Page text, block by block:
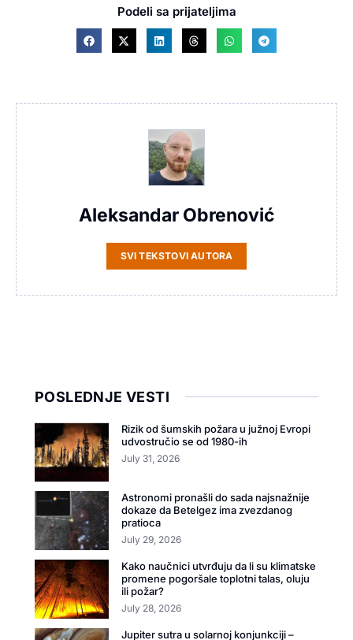
Podeli sa prijateljima
Aleksandar Obrenović
SVI TEKSTOVI AUTORA
POSLEDNJE VESTI
Rizik od šumskih požara u južnoj Evropi
udvostručio se od 1980-ih
July 31, 2026
Astronomi pronašli do sada najsnažnije
dokaze da Betelgez ima zvezdanog
pratioca
July 29, 2026
Kako naučnici utvrđuju da li su klimatske
promene pogoršale toplotni talas, oluju
ili požar?
July 28, 2026
Jupiter sutra u solarnoj konjunkciji –